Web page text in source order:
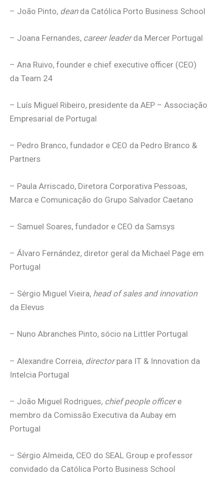
– João Pinto, deanda Católica Porto Business School
– Joana Fernandes, career leaderda Mercer Portugal
– Ana Ruivo, founder e chief executive officer (CEO)
da Team 24
– Luís Miguel Ribeiro, presidente da AEP – Associação
Empresarial de Portugal
– Pedro Branco, fundador e CEO da Pedro Branco &
Partners
– Paula Arriscado, Diretora Corporativa Pessoas,
Marca e Comunicação do Grupo Salvador Caetano
– Samuel Soares, fundador e CEO da Samsys
– Álvaro Fernández, diretor geral da Michael Page em
Portugal
– Sérgio Miguel Vieira, head of sales and innovation
da Elevus
– Nuno Abranches Pinto, sócio na Littler Portugal
– Alexandre Correia, directorpara IT & Innovation da
Intelcia Portugal
– João Miguel Rodrigues, chief people officere
membro da Comissão Executiva da Aubay em
Portugal
– Sérgio Almeida, CEO do SEAL Group e professor
convidado da Católica Porto Business School